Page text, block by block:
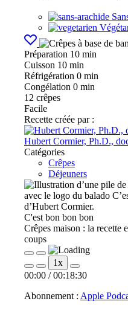
Préparation 10 min
Cuisson 10 min
Réfrigération 0 min
Congélation 0 min
12 crêpes
Facile
Recette créée par :
Hubert Cormier, Ph.D.,
Catégories
Crêpes
Déjeuners
C'est bon bon bon
Crêpes maison : la recette
coups
Play
Episode
Pause
Episode
1x
00:00 / 00:18:30
Abonnement : Apple